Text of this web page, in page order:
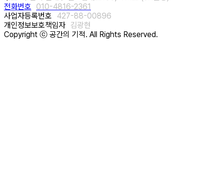
전화번호
010-4816-2361
사업자등록번호
427-88-00896
개인정보보호책임자 김광현
Copyright ⓒ 공간의 기적. All Rights Reserved.